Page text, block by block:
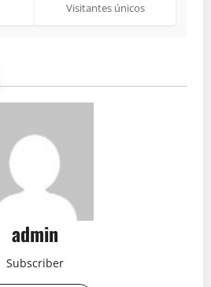
Visitantes únicos
admin
Subscriber